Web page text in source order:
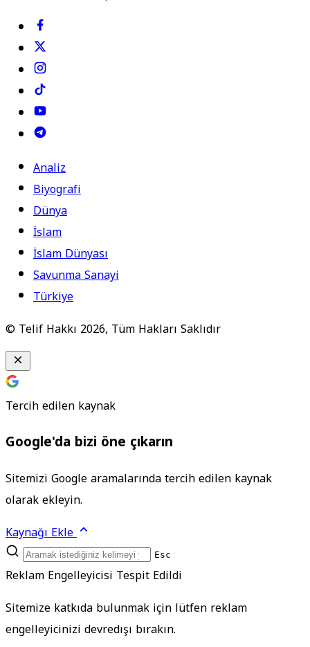
Analiz
Biyografi
Dünya
İslam
İslam Dünyası
Savunma Sanayi
Türkiye
© Telif Hakkı 2026, Tüm Hakları Saklıdır
Tercih edilen kaynak
Google'da bizi öne çıkarın
Sitemizi Google aramalarında tercih edilen kaynak
olarak ekleyin.
Kaynağı Ekle
Esc
Reklam Engelleyicisi Tespit Edildi
Sitemize katkıda bulunmak için lütfen reklam
engelleyicinizi devredışı bırakın.